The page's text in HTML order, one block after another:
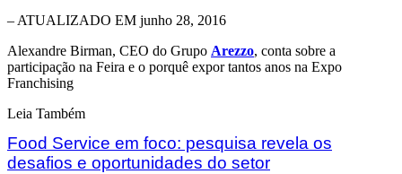
– ATUALIZADO EM junho 28, 2016
Alexandre Birman, CEO do Grupo Arezzo, conta sobre a
participação na Feira e o porquê expor tantos anos na Expo
Franchising
Leia Também
Food Service em foco: pesquisa revela os
desafios e oportunidades do setor